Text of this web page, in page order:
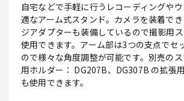
自宅などで手軽に行うレコーディングや
適なアーム式スタンド。カメラを装着で
ジアダプターも装備しているので撮影用
使用できます。アーム部は3つの支点でセ
ので様々な角度調整が可能です。別売の
用ホルダー： DG207B、DG307B の拡張
も使用できます。